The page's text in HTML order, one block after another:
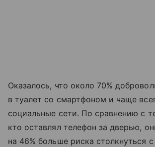
Оказалось, что около 70%
в туалет со смартфоном и чаще
социальные сети. По сравнению с
кто оставлял телефон за дверью,
на 46% больше риска столкнуться